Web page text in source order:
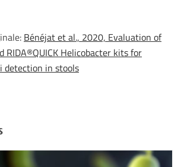
Bénéjat et al., 2020, Evaluation of
RIDA®QUICK Helicobacter kits for
detection in stools